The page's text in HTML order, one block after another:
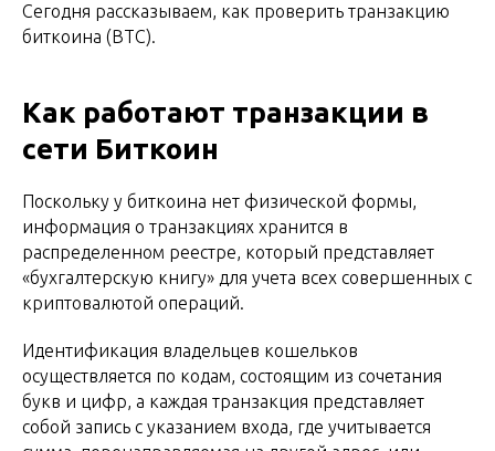
Сегодня рассказываем, как проверить транзакцию
биткоина (BTC).
Как работают транзакции в
сети Биткоин
Поскольку у биткоина нет физической формы,
информация о транзакциях хранится в
распределенном реестре, который представляет
«бухгалтерскую книгу» для учета всех совершенных с
криптовалютой операций.
Идентификация владельцев кошельков
осуществляется по кодам, состоящим из сочетания
букв и цифр, а каждая транзакция представляет
собой запись с указанием входа, где учитывается